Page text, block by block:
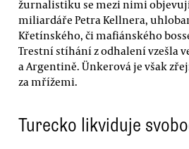
žurnalistiku se mezi nimi
miliardáře Petra Kellnera,
Křetínského, či mafiánského
Trestní stíhání z odhalení vzešla
a Argentině. Ünkerová je však
za mřížemi.
Turecko likviduje